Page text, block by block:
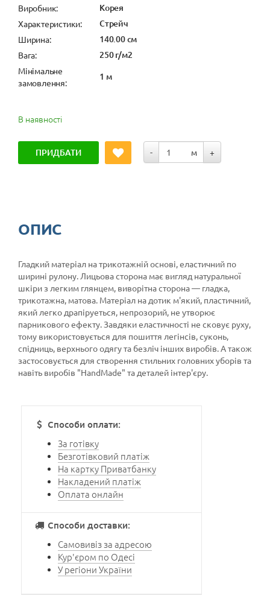
Виробник: Корея
Характеристики: Стрейч
Ширина: 140.00 см
Вага: 250 г/м2
Мінімальне
замовлення:
1 м
В наявності
ПРИДБАТИ - м +
ОПИС
Гладкий матеріал на трикотажній основі, еластичний по
ширині рулону. Лицьова сторона має вигляд натуральної
шкіри з легким глянцем, виворітна сторона — гладка,
трикотажна, матова. Матеріал на дотик м'який, пластичний,
який легко драпіруеться, непрозорий, не утворює
парникового ефекту. Завдяки еластичності не сковує руху,
тому використовується для пошиття легінсів, суконь,
спідниць, верхнього одягу та безліч інших виробів. А також
застосовується для створення стильних головних уборів та
навіть виробів "HandMade" та деталей інтер'єру.
Способи оплати:
За готівку
Безготівковий платіж
На картку Приватбанку
Накладений платіж
Оплата онлайн
Способи доставки:
Самовивіз за адресою
Кур'єром по Одесі
У регіони України